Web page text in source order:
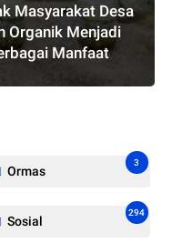
Masyarakat Desa
Organik Menjadi
Manfaat
Ormas
3
Sosial
294